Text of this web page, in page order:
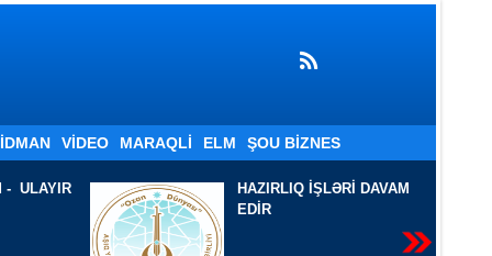
İDMAN VIDEO MARAQLI ELM ŞOU BIZNES
DAVAM
İKİ ŞEİRƏ BİR BAXIŞ
-Sevil Azadqızı Filoloq.
AJB, AYB-nin üzvü. Ədəbi